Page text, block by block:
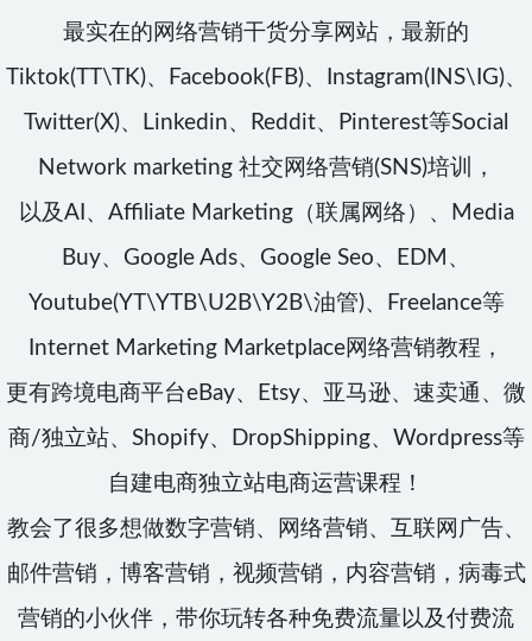
最实在的网络营销干货分享网站，最新的
Tiktok(TT\TK)、Facebook(FB)、Instagram(INS\IG)、
Twitter(X)、Linkedin、Reddit、Pinterest等Social
Network marketing 社交网络营销(SNS)培训，
以及AI、Affiliate Marketing（联属网络）、Media
Buy、Google Ads、Google Seo、EDM、
Youtube(YT\YTB\U2B\Y2B\油管)、Freelance等
Internet Marketing Marketplace网络营销教程，
更有跨境电商平台eBay、Etsy、亚马逊、速卖通、微
商/独立站、Shopify、DropShipping、Wordpress等
自建电商独立站电商运营课程！
教会了很多想做数字营销、网络营销、互联网广告、
邮件营销，博客营销，视频营销，内容营销，病毒式
营销的小伙伴，带你玩转各种免费流量以及付费流